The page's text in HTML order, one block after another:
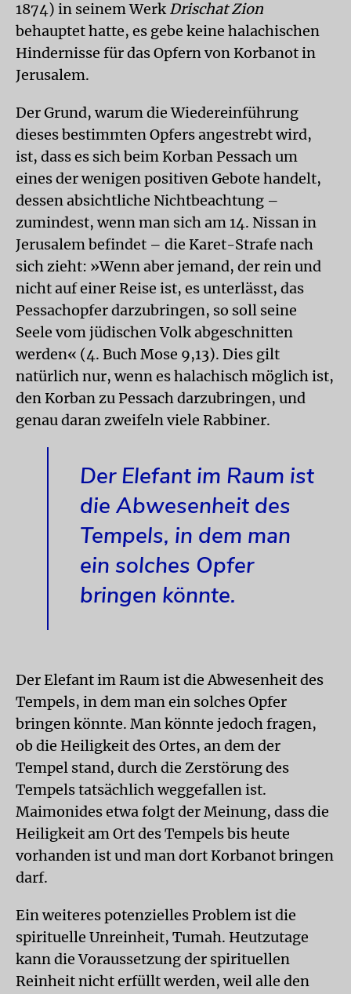
1874) in seinem WerkDrischat Zion
behauptet hatte, es gebe keine halachischen
Hindernisse für das Opfern von Korbanot in
Jerusalem.
Der Grund, warum die Wiedereinführung
dieses bestimmten Opfers angestrebt wird,
ist, dass es sich beim Korban Pessach um
eines der wenigen positiven Gebote handelt,
dessen absichtliche Nichtbeachtung –
zumindest, wenn man sich am 14. Nissan in
Jerusalem befindet – die Karet-Strafe nach
sich zieht: »Wenn aber jemand, der rein und
nicht auf einer Reise ist, es unterlässt, das
Pessachopfer darzubringen, so soll seine
Seele vom jüdischen Volk abgeschnitten
werden« (4. Buch Mose 9,13). Dies gilt
natürlich nur, wenn es halachisch möglich ist,
den Korban zu Pessach darzubringen, und
genau daran zweifeln viele Rabbiner.
Der Elefant im Raum ist
die Abwesenheit des
Tempels, in dem man
ein solches Opfer
bringen könnte.
Der Elefant im Raum ist die Abwesenheit des
Tempels, in dem man ein solches Opfer
bringen könnte. Man könnte jedoch fragen,
ob die Heiligkeit des Ortes, an dem der
Tempel stand, durch die Zerstörung des
Tempels tatsächlich weggefallen ist.
Maimonides etwa folgt der Meinung, dass die
Heiligkeit am Ort des Tempels bis heute
vorhanden ist und man dort Korbanot bringen
darf.
Ein weiteres potenzielles Problem ist die
spirituelle Unreinheit, Tumah. Heutzutage
kann die Voraussetzung der spirituellen
Reinheit nicht erfüllt werden, weil alle den